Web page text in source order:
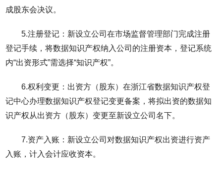
成股东会决议。
5.注册登记：新设立公司在市场监督管理部门完成注册
登记手续，将数据知识产权纳入公司的注册资本，登记系统
内“出资形式”需选择“知识产权”。
6.权利变更：出资方（股东）在浙江省数据知识产权登
记中心办理数据知识产权登记变更备案，将拟出资的数据知
识产权从出资方（股东）变更至新设立公司名下。
7.资产入账：新设立公司对数据知识产权出资进行资产
入账，计入会计应收资本。